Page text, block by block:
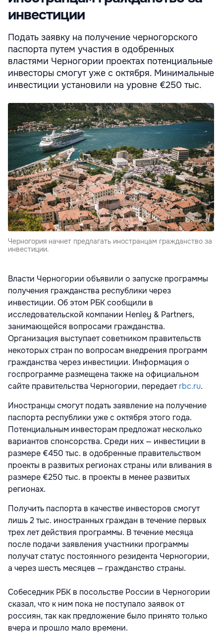
инвестиции
Подать заявку на получение черногорского
паспорта путем участия в одобренных
властями Черногории проектах потенциальные
инвесторы смогут уже с октября. Минимальные
инвестиции установили на уровне €250 тыс.
Черногория начнет предлагать иностранцам гражданство за
инвестиции.
Власти Черногории объявили о запуске программы
получения гражданства республики через
инвестиции. Об этом РБК сообщили в
исследовательской компании Henley & Partners,
занимающейся вопросами гражданства.
Организация выступает советником правительств
некоторых стран по вопросам внедрения программ
гражданства через инвестиции. Информация о
госпрограмме размещена также на официальном
сайте правительства Черногории, передаетrbc.ru.
Иностранцы смогут подать заявление на получение
паспорта республики уже с октября этого года.
Потенциальным инвесторам предложат несколько
вариантов спонсорства. Среди них — инвестиции в
размере €450 тыс. в одобренные правительством
проекты в развитых регионах страны или вливания в
размере €250 тыс. в проекты в менее развитых
регионах.
Получить паспорта в качестве инвесторов смогут
лишь 2 тыс. иностранных граждан в течение первых
трех лет действия программы. В течение месяца
после подачи заявления участники программы
получат статус постоянного резидента Черногории,
а через шесть месяцев — гражданство страны.
Собеседник РБК в посольстве России в Черногории
сказал, что к ним пока не поступало заявок от
россиян, так как предложение было принято только
вчера и прошло мало времени.